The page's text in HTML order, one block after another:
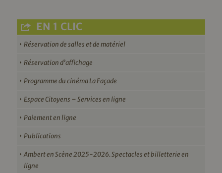
EN 1 CLIC
Réservation de salles et de matériel
Réservation d’affichage
Programme du cinéma La Façade
Espace Citoyens – Services en ligne
Paiement en ligne
Publications
Ambert en Scène 2025-2026. Spectacles et billetterie en
ligne